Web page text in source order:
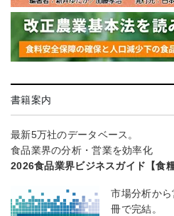
書籍案内
最新5万社のデータベース。
食品業界の分析・営業を効率化
2026食品業界ビジネスガイド【食糧
市場分析か
冊で完結。